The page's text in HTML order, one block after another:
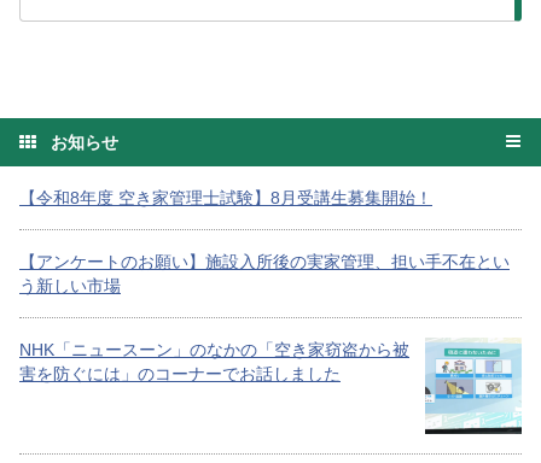
お知らせ
【令和8年度 空き家管理士試験】8月受講生募集開始！
【アンケートのお願い】施設入所後の実家管理、担い手不在とい
う新しい市場
NHK「ニュースーン」のなかの「空き家窃盗から被
害を防ぐには」のコーナーでお話しました